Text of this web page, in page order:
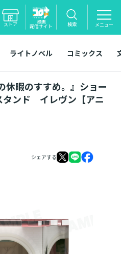
ストア 漫画
配信サイト 検索 メニュー
ライトノベル コミックス
休暇のすすめ。』ショー
タンド イレヴン【アニ
シェアする